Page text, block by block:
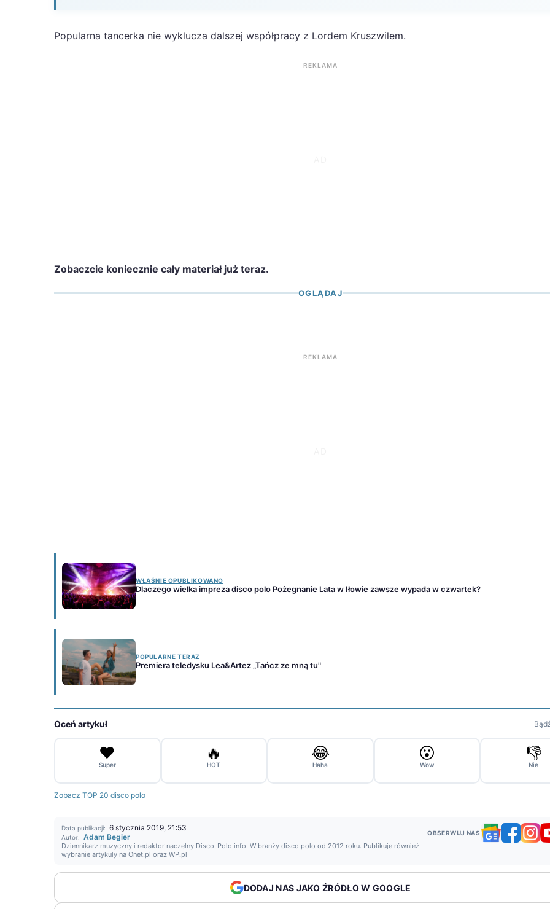
Popularna tancerka nie wyklucza dalszej współpracy z Lordem Kruszwilem.
REKLAMA
Zobaczcie koniecznie cały materiał już teraz.
OGLĄDAJ
REKLAMA
WŁAŚNIE OPUBLIKOWANO
Dlaczego wielka impreza disco polo Pożegnanie Lata w Iłowie zawsze wypada w czwartek?
POPULARNE TERAZ
Premiera teledysku Lea&Artez „Tańcz ze mną tu"
Oceń artykuł
❤️
Super
🔥
HOT
😂
Haha
😮
Wow
👎
Nie
Zobacz TOP 20 disco polo
Data publikacji: 6 stycznia 2019, 21:53
Autor: Adam Begier
Dziennikarz muzyczny i redaktor naczelny Disco-Polo.info. W branży disco polo od 2012 roku. Publikuje również
wybranie artykuły na Onet.pl oraz WP.pl
OBSERWUJ NAS
DODAJ NAS JAKO ŹRÓDŁO W GOOGLE